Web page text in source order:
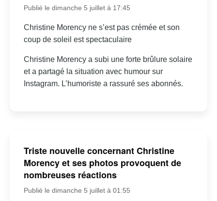
Publié le dimanche 5 juillet à 17:45
Christine Morency ne s’est pas crémée et son
coup de soleil est spectaculaire
Christine Morency a subi une forte brûlure solaire
et a partagé la situation avec humour sur
Instagram. L’humoriste a rassuré ses abonnés.
Triste nouvelle concernant Christine
Morency et ses photos provoquent de
nombreuses réactions
Publié le dimanche 5 juillet à 01:55